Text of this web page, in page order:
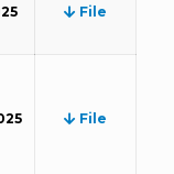
File
File